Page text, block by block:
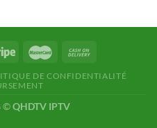
50,00 €
DE CONFIDENTIALITÉ
©QHDTV IPTV